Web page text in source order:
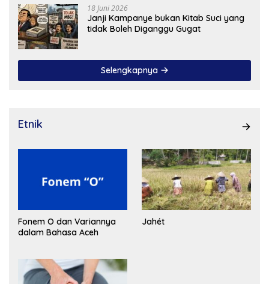
18 Juni 2026
Janji Kampanye bukan Kitab Suci yang
tidak Boleh Diganggu Gugat
Selengkapnya
Etnik
Fonem O dan Variannya
dalam Bahasa Aceh
Jahét